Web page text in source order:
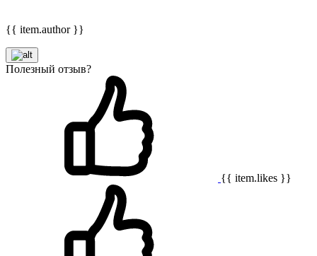
{{ item.author }}
Полезный отзыв?
{{ item.likes }}